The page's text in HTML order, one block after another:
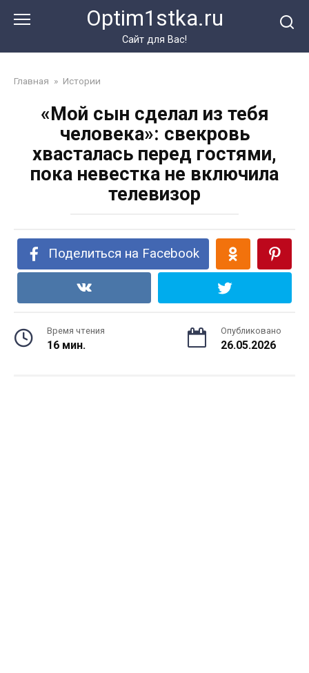
Optim1stka.ru
Сайт для Вас!
Главная » Истории
«Мой сын сделал из тебя
человека»: свекровь
хвасталась перед гостями,
пока невестка не включила
телевизор
Поделиться на Facebook
Время чтения
16 мин.
Опубликовано
26.05.2026